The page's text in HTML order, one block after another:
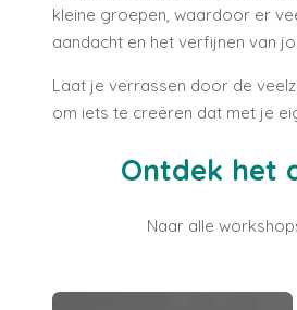
kleine groepen, waardoor er
aandacht en het verfijnen van
Laat je verrassen door de
om iets te creëren dat met je
Ontdek het
Naar alle